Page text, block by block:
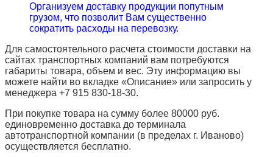
Организуем доставку продукции попутным
грузом, что позволит Вам существенно
сократить расходы на перевозку.
Для самостоятельного расчета стоимости доставки на
сайтах транспортных компаний вам потребуются
габариты товара, объем и вес. Эту информацию вы
можете найти во вкладке «Описание» или запросить у
менеджера +7 915 830-18-30.
При покупке товара на сумму более 80000 руб.
единовременно доставка до терминала
автотранспортной компании (в пределах г. Иваново)
осуществляется бесплатно.